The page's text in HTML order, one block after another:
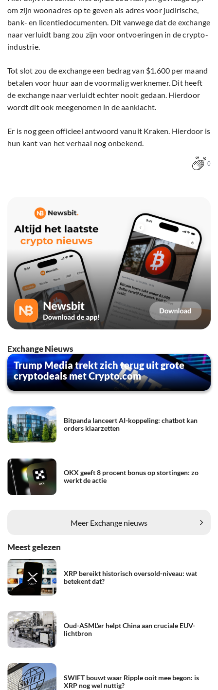
om zijn woonadres op te geven als adres voor judirische,
bank- en licentiedocumenten. Dit vanwege dat de exchange
naar verluidt bang zou zijn voor ontvoeringen in de crypto-
industrie.
Tot slot zou de exchange een bedrag van $1.600 per maand
betalen voor huur aan de voormalig werknemer. Dit heeft
de exchange naar verluidt echter nooit gedaan. Hierdoor
wordt dit ook meegenomen in de aanklacht.
Er is nog geen officieel antwoord vanuit Kraken. Hierdoor is
hun kant van het verhaal nog onbekend.
0
Exchange Nieuws
Trump Media trekt zich terug uit grote
cryptodeals met Crypto.com
Bitpanda lanceert AI-koppeling: chatbot kan
orders klaarzetten
OKX geeft 8 procent bonus op stortingen: zo
werkt de actie
Meer Exchange nieuws
Meest gelezen
XRP bereikt historisch oversold-niveau: wat
betekent dat?
Oud-ASML’er helpt China aan cruciale EUV-
lichtbron
SWIFT bouwt waar Ripple ooit mee begon: is
XRP nog wel nuttig?